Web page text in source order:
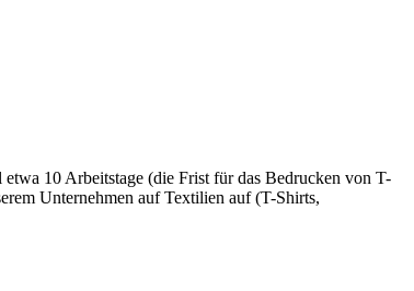
10 Arbeitstage (die Frist für das Bedrucken von T-
Unternehmen auf Textilien auf (T-Shirts,